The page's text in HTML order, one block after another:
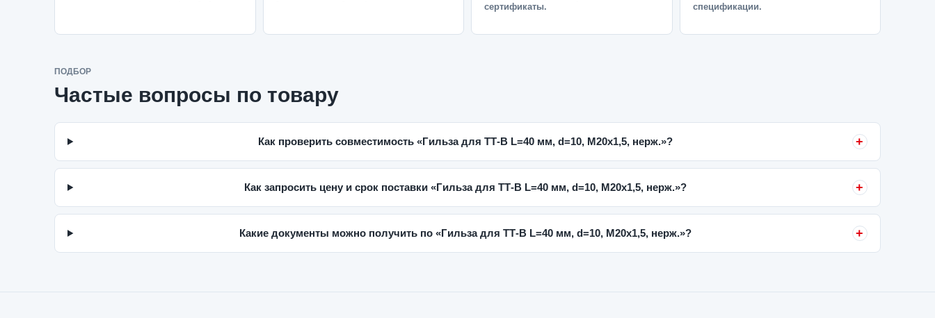
сертификаты.
спецификации.
ПОДБОР
Частые вопросы по товару
Как проверить совместимость «Гильза для ТТ-В L=40 мм, d=10, M20x1,5, нерж.»?
Как запросить цену и срок поставки «Гильза для ТТ-В L=40 мм, d=10, M20x1,5, нерж.»?
Какие документы можно получить по «Гильза для ТТ-В L=40 мм, d=10, M20x1,5, нерж.»?